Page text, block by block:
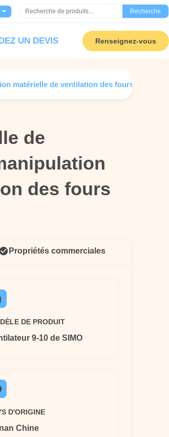
Recherche
UN DEVIS Renseignez-vous
matérielle de ventilation des fours
de
des fours
de
des fours
Propriétés commerciales
DE PRODUIT
9-10 de SIMO
D'ORIGINE
Chine